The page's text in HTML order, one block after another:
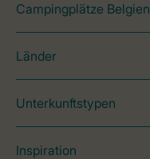
Campingplätze Belgien
Länder
Unterkunftstypen
Inspiration